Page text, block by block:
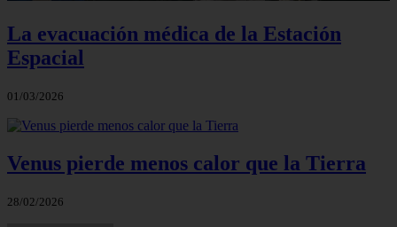
La evacuación médica de la Estación
Espacial
01/03/2026
Venus pierde menos calor que la Tierra
28/02/2026